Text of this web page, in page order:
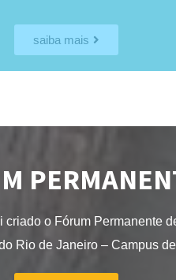
saiba mais
o Fórum
Rio de Janeiro – Campus